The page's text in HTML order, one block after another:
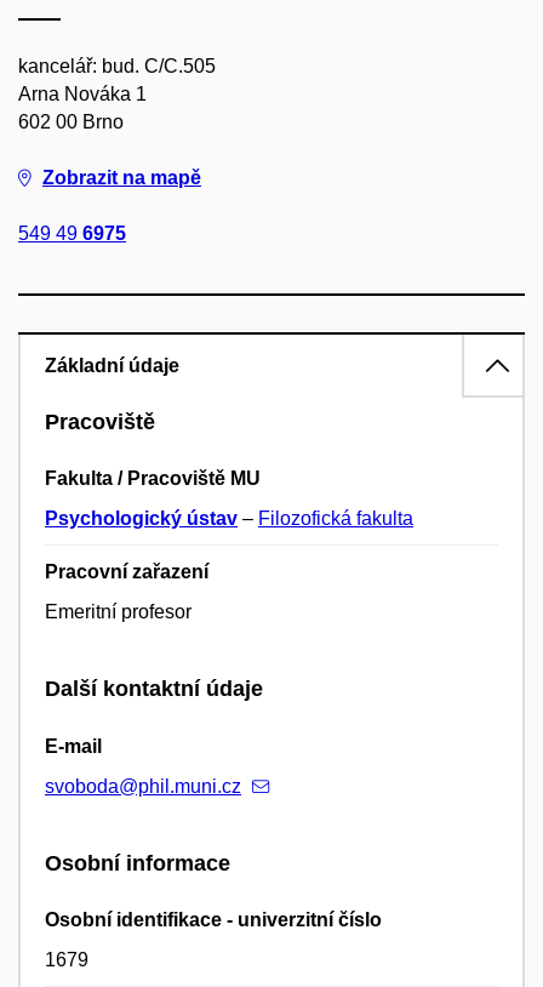
kancelář: bud. C/C.505
Arna Nováka 1
602 00 Brno
Zobrazit na mapě
549 49 6975
Základní údaje
Pracoviště
Fakulta / Pracoviště MU
Psychologický ústav – Filozofická fakulta
Pracovní zařazení
Emeritní profesor
Další kontaktní údaje
E-mail
svoboda@phil.muni.cz
Osobní informace
Osobní identifikace - univerzitní číslo
1679